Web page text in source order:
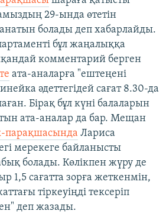
29-ында өтетін
болады деп хабарлайды.
бұл жаңалыққа
комментарий берген
ата-аналарға "ештеңені
әдеттегідей сағат 8.30-да
Бірақ бұл күні балаларын
ата-аналар да бар. Мещан
парақшасында Лариса
мерекеге байланысты
болады. Көлікпен жүру де
1,5 сағатта зорға жеткенмін,
тіркеуіңді тексеріп
деп жазады.